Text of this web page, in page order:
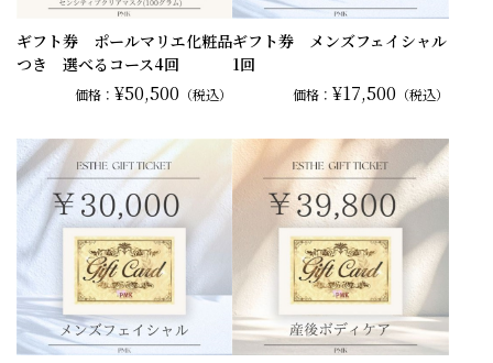
ギフト券 ポールマリエ化粧品
つき 選べるコース4回
価格：¥50,500 （税込）
ギフト券 メンズフェイシャル
1回
価格： ¥17,500 （税込）